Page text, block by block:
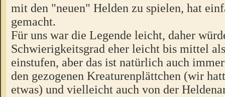
mit den "neuen" Helden zu spielen, hat
gemacht.
Für uns war die Legende leicht, daher
Schwierigkeitsgrad eher leicht bis mittel
einstufen, aber das ist natürlich auch
den gezogenen Kreaturenplättchen (wir
etwas) und vielleicht auch von der